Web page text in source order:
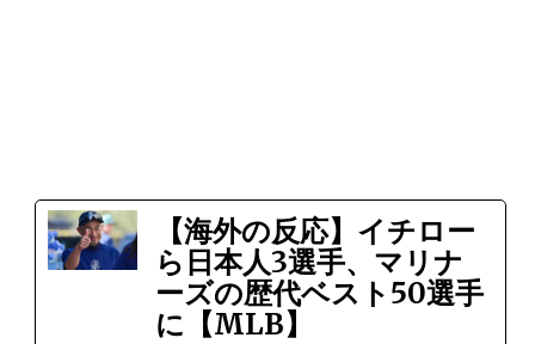
【海外の反応】イチロー
ら日本人3選手、マリナ
ーズの歴代ベスト50選手
に【MLB】